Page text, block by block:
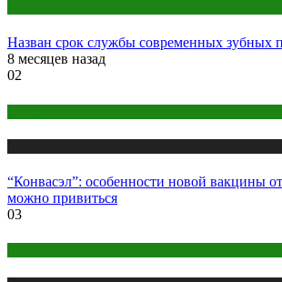
Назван срок службы современных зубных
8 месяцев назад
02
“Конвасэл”: особенности новой вакцины
можно привиться
03